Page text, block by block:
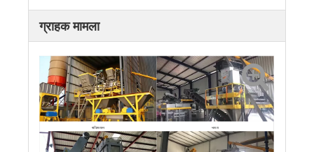
ग्राहक मामला
पाकिस्तान भारत